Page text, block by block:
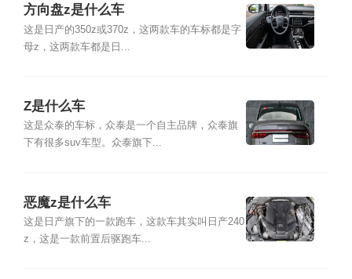
方向盘z是什么车
这是日产的350z或370z，这两款车的车标都是字
母z，这两款车都是日...
Z是什么车
这是众泰的车标，众泰是一个自主品牌，众泰旗
下有很多suv车型。众泰旗下...
恶魔z是什么车
这是日产旗下的一款跑车，这款车其实叫日产240
z，这是一款前置后驱跑车...